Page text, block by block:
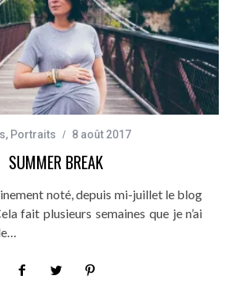
, Portraits 8 août 2017
SUMMER BREAK
noté, depuis mi-juillet le blog
fait plusieurs semaines que je n’ai